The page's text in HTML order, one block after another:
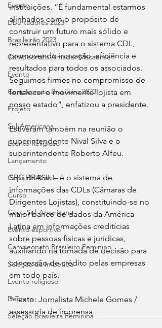
Evento
Libertadores 2023
Brasileirão 2023
Campeonato Amador Macaense
Evento
Campeonato Brasileiro.2023
Projeto
Sul-Americana
Evento Religioso
Lançamento
Copa do Brasil
Curso
Copa Sul-Americana
Evento esportivo
Campeonato Brasileiro Feminino
Seleção da Imbetiba
Evento religioso
Decreto
Seleção Brasileira Feminina
instituições. “É fundamental estarmos
alinhados com o propósito de
construir um futuro mais sólido e
representativo para o sistema CDL,
promovendo inovação, eficiência e
resultados para todos os associados.
Seguimos firmes no compromisso de
fortalecer o movimento lojista em
nosso estado”, enfatizou a presidente.
Estiveram também na reunião o
superintendente Nival Silva e o
superintendente Roberto Alfeu.
SPC BRASIL – é o sistema de
informações das CDLs (Câmaras de
Dirigentes Lojistas), constituindo-se no
maior banco de dados da América
Latina em informações creditícias
sobre pessoas físicas e jurídicas,
auxiliando na tomada de decisão para
concessão de crédito pelas empresas
em todo país.
* Texto: Jornalista Michele Gomes /
assessoria de imprensa.